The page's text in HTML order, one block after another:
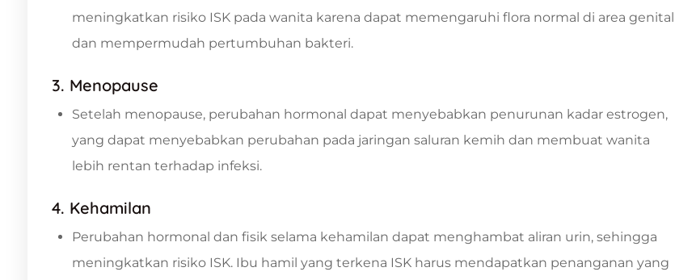
meningkatkan risiko ISK pada wanita karena dapat memengaruhi flora normal di area genital
dan mempermudah pertumbuhan bakteri.
3. Menopause
Setelah menopause, perubahan hormonal dapat menyebabkan penurunan kadar estrogen,
yang dapat menyebabkan perubahan pada jaringan saluran kemih dan membuat wanita
lebih rentan terhadap infeksi.
4. Kehamilan
Perubahan hormonal dan fisik selama kehamilan dapat menghambat aliran urin, sehingga
meningkatkan risiko ISK. Ibu hamil yang terkena ISK harus mendapatkan penanganan yang